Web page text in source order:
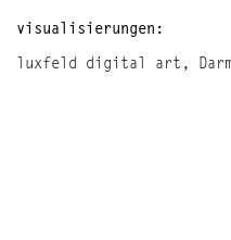
visualisierungen:
luxfeld digital art,